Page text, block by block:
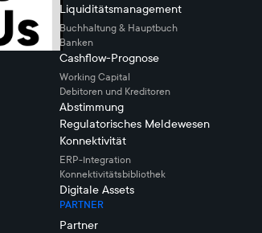
Liquiditätsmanagement
Buchhaltung & Hauptbuch
Banken
Cashflow-Prognose
Working Capital
Debitoren und Kreditoren
Abstimmung
Regulatorisches Meldewesen
Konnektivität
ERP-Integration
Konnektivitätsbibliothek
Digitale Assets
PARTNER
Partner